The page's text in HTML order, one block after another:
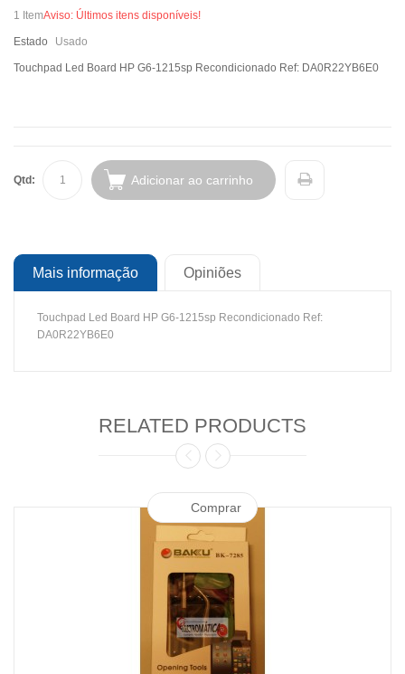
1 ItemAviso: Últimos itens disponíveis!
Estado Usado
Touchpad Led Board HP G6-1215sp Recondicionado Ref: DA0R22YB6E0
Qtd: Adicionar ao carrinho
Mais informação Opiniões
Touchpad Led Board HP G6-1215sp Recondicionado Ref:
DA0R22YB6E0
RELATED PRODUCTS
Comprar